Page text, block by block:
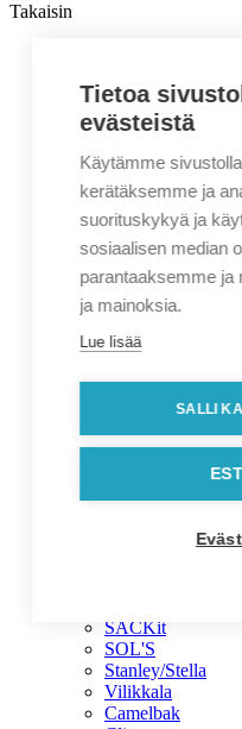
Takaisin
Valmistettu Suomessa
Ajankohtaiset- ja
Ajankohtaiset- ja
Kesälahjat
Kotimaiset tuotteet
Ekologiset
Etätyö
Herkkusetit
Messut
Suomi-tuotteet
Talvi
Cutter & Buck
J.Harvest & Frost
Kupilka
SACKit
SOL'S
Stanley/Stella
Vilikkala
Camelbak
Tietoa
evästeistä
Käytämme
kerätäksemme ja
suorituskykyä ja
sosiaalisen median
parantaaksemme ja
ja mainoksia.
Lue lisää
SALLI